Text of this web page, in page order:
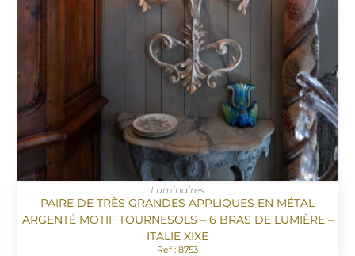
Luminaires
PAIRE DE TRÈS GRANDES APPLIQUES EN MÉTAL
ARGENTÉ MOTIF TOURNESOLS – 6 BRAS DE LUMIÈRE –
ITALIE XIXE
Ref : 8753